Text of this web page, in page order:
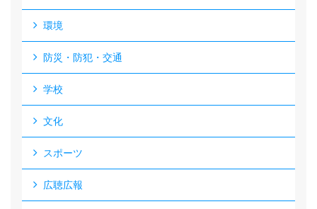
環境
防災・防犯・交通
学校
文化
スポーツ
広聴広報